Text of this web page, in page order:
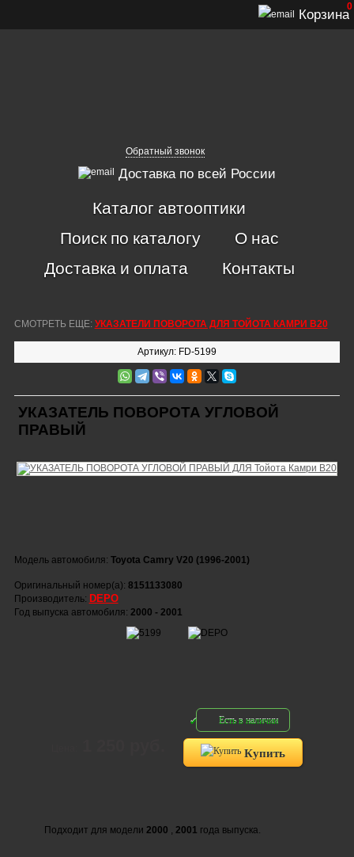
Обратный звонок
Доставка по всей России
Корзина
0
Каталог автооптики
Поиск по каталогу
О нас
Доставка и оплата
Контакты
СМОТРЕТЬ ЕЩЕ: УКАЗАТЕЛИ ПОВОРОТА ДЛЯ ТОЙОТА КАМРИ В20
Артикул: FD-5199
УКАЗАТЕЛЬ ПОВОРОТА УГЛОВОЙ
ПРАВЫЙ
Модель автомобиля: Toyota Camry V20 (1996-2001)
Оригинальный номер(а): 8151133080
Производитель: DEPO
Год выпуска автомобиля: 2000 - 2001
Есть в наличии
Купить
Подходит для модели 2000 , 2001 года выпуска.